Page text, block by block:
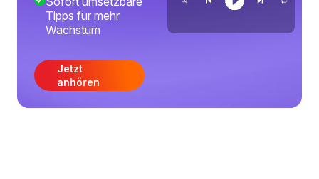
Tipps für mehr
Wachstum
Jetzt
anhören